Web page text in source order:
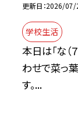
更新日 2026/07/
学校生活
本日は「な（７
わせで菜っ
す。...